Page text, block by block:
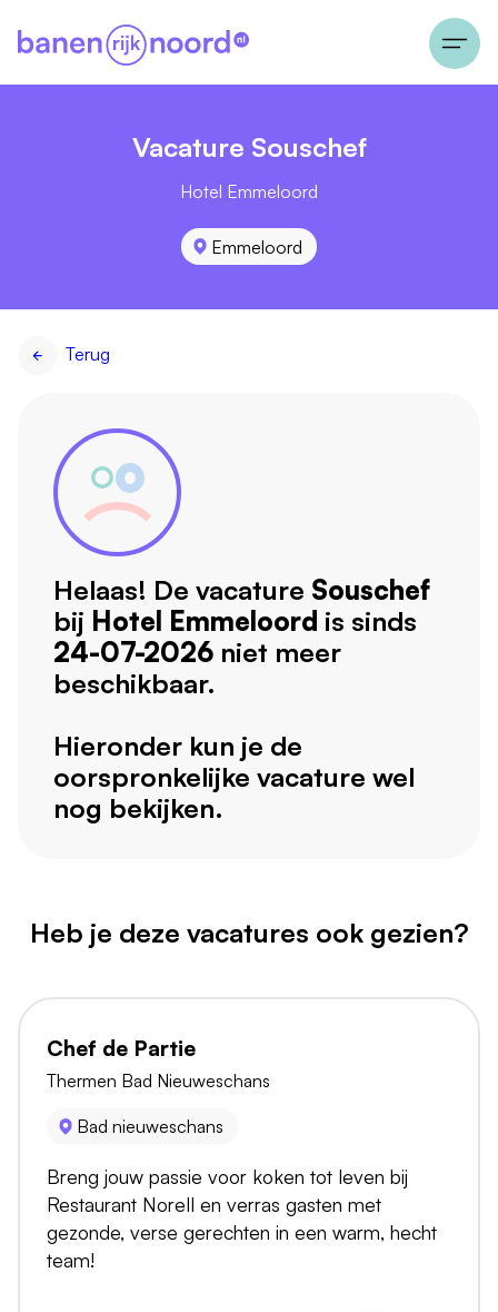
Vacature Souschef
Hotel Emmeloord
Emmeloord
Terug
Helaas! De vacature Souschef
bij Hotel Emmeloord is sinds
24-07-2026 niet meer
beschikbaar.
Hieronder kun je de
oorspronkelijke vacature wel
nog bekijken.
Heb je deze vacatures ook gezien?
Chef de Partie
Thermen Bad Nieuweschans
Bad nieuweschans
Breng jouw passie voor koken tot leven bij
Restaurant Norell en verras gasten met
gezonde, verse gerechten in een warm, hecht
team!